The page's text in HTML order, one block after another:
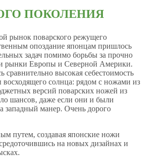
ПОКОЛЕНИЯ
рынок поварского режущего
опоздание японцам пришлось
задач помимо борьбы за прочно
рынки Европы и Северной Америки.
сравнительно высокая себестоимость
солнца: рядом с ножами из
версий поварских ножей из
шансов, даже если они и были
западный манер. Очень дорого
путем, создавая японские ножи
на новых дизайнах и